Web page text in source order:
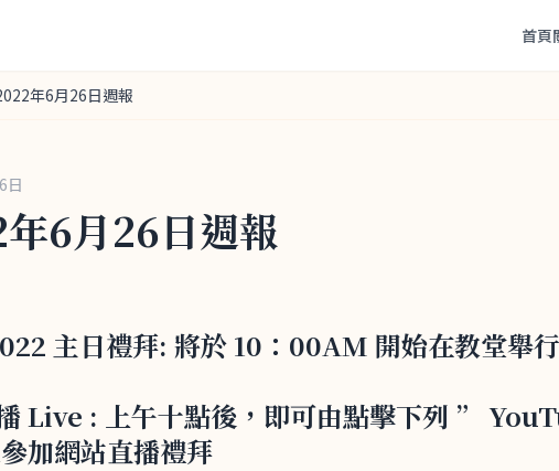
首頁
年6月26日週報
日
6月26日週報
主日禮拜: 將於 10：00AM 開始在教堂舉行
Live : 上午十點後，即可由點擊下列 ”
加網站直播禮拜